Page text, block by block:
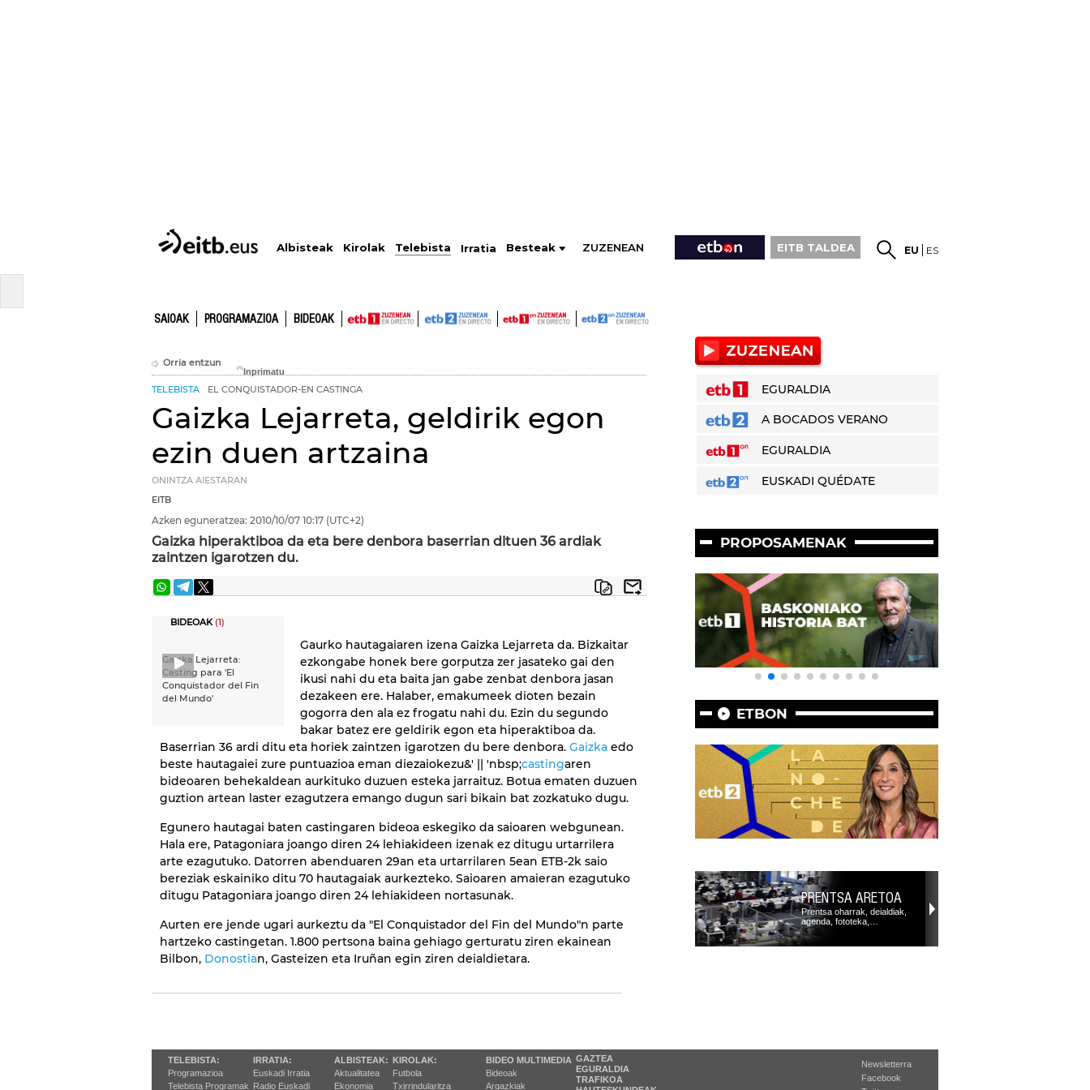
Albisteak Kirolak Telebista Irratia Besteak ZUZENEAN EITB TALDEA EU ES
SAIOAK PROGRAMAZIOA BIDEOAK
Orria entzun
TELEBISTA EL CONQUISTADOR-EN CASTINGA
Gaizka Lejarreta, geldirik egon
ezin duen artzaina
ONINTZA AIESTARAN
EITB
Azken eguneratzea: 2010/10/07 10:17 (UTC+2)
Gaizka hiperaktiboa da eta bere denbora baserrian dituen 36 ardiak
zaintzen igarotzen du.
BIDEOAK(1)
Gaizka Lejarreta:
Casting para 'El
Conquistador del Fin
del Mundo'
Gaurko hautagaiaren izena Gaizka Lejarreta da. Bizkaitar
ezkongabe honek bere gorputza zer jasateko gai den
ikusi nahi du eta baita jan gabe zenbat denbora jasan
dezakeen ere. Halaber, emakumeek dioten bezain
gogorra den ala ez frogatu nahi du. Ezin du segundo
bakar batez ere geldirik egon eta hiperaktiboa da.
Baserrian 36 ardi ditu eta horiek zaintzen igarotzen du bere denbora. Gaizka edo
beste hautagaiei zure puntuazioa eman diezaiokezu&' || 'nbsp;castingaren
bideoaren behekaldean aurkituko duzuen esteka jarraituz. Botua ematen duzuen
guztion artean laster ezagutzera emango dugun sari bikain bat zozkatuko dugu.
Egunero hautagai baten castingaren bideoa eskegiko da saioaren webgunean.
Hala ere, Patagoniara joango diren 24 lehiakideen izenak ez ditugu urtarrilera
arte ezagutuko. Datorren abenduaren 29an eta urtarrilaren 5ean ETB-2k saio
bereziak eskainiko ditu 70 hautagaiak aurkezteko. Saioaren amaieran ezagutuko
ditugu Patagoniara joango diren 24 lehiakideen nortasunak.
Aurten ere jende ugari aurkeztu da "El Conquistador del Fin del Mundo"n parte
hartzeko castingetan. 1.800 pertsona baina gehiago gerturatu ziren ekainean
Bilbon, Donostian, Gasteizen eta Iruñan egin ziren deialdietara.
EGURALDIA
A BOCADOS VERANO
EGURALDIA
EUSKADI QUÉDATE
PROPOSAMENAK
ETBON
PRENTSA ARETOA
Prentsa oharrak, deialdiak,
agenda, fototeka,…
TELEBISTA:
Programazioa
Telebista Programak
IRRATIA:
Euskadi Irratia
Radio Euskadi
ALBISTEAK:
Aktualitatea
Ekonomia
KIROLAK:
Futbola
Txirrindularitza
BIDEO MULTIMEDIA
Bideoak
Argazkiak
GAZTEA
EGURALDIA
TRAFIKOA
Newsletterra
Facebook